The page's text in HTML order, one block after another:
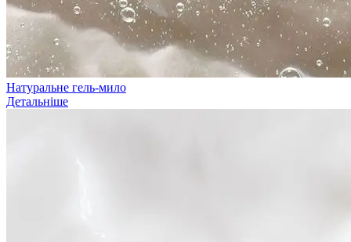
Натуральне гель-мило
Детальніше